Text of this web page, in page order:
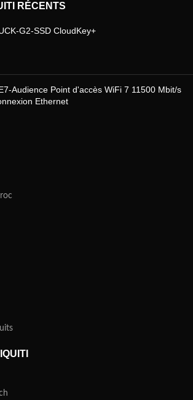
RÉCENTS
G2-SSD CloudKey+
Audience Point d'accès WiFi 7 11500 Mbit/s
Ethernet